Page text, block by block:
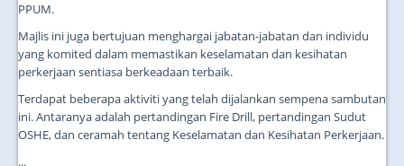
PPUM.
Majlis ini juga bertujuan menghargai jabatan-jabatan dan individu
yang komited dalam memastikan keselamatan dan kesihatan
perkerjaan sentiasa berkeadaan terbaik.
Terdapat beberapa aktiviti yang telah dijalankan sempena sambutan
ini. Antaranya adalah pertandingan Fire Drill, pertandingan Sudut
OSHE, dan ceramah tentang Keselamatan dan Kesihatan Perkerjaan.
...